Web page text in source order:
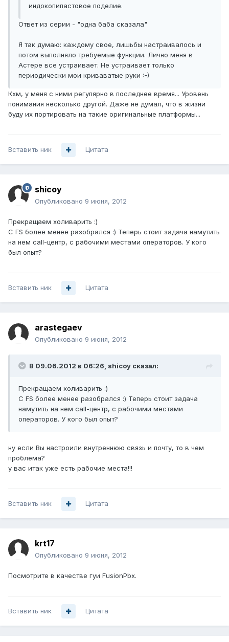
индокопипастовое поделие.
Ответ из серии - "одна баба сказала"
Я так думаю: каждому свое, лишьбы настраивалось и
потом выполняло требуемые функции. Лично меня в
Астере все устраивает. Не устраивает только
периодически мои криваватые руки :-)
Кхм, у меня с ними регулярно в последнее время... Уровень
понимания несколько другой. Даже не думал, что в жизни
буду их портировать на такие оригинальные платформы...
Вставить ник Цитата
shicoy
Опубликовано 9 июня, 2012
Прекращаем холиварить :)
С FS более менее разобрался :) Теперь стоит задача намутить
на нем call-центр, с рабочими местами операторов. У кого
был опыт?
Вставить ник Цитата
arastegaev
Опубликовано 9 июня, 2012
В 09.06.2012 в 06:26, shicoy сказал:
Прекращаем холиварить :)
С FS более менее разобрался :) Теперь стоит задача
намутить на нем call-центр, с рабочими местами
операторов. У кого был опыт?
ну если Вы настроили внутреннюю связь и почту, то в чем
проблема?
у вас итак уже есть рабочие места!!!
Вставить ник Цитата
krt17
Опубликовано 9 июня, 2012
Посмотрите в качестве гуи FusionPbx.
Вставить ник Цитата